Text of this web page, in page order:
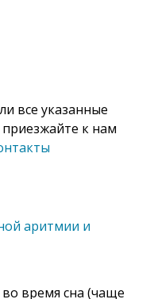
все указанные
к нам
аритмии и
время сна (чаще